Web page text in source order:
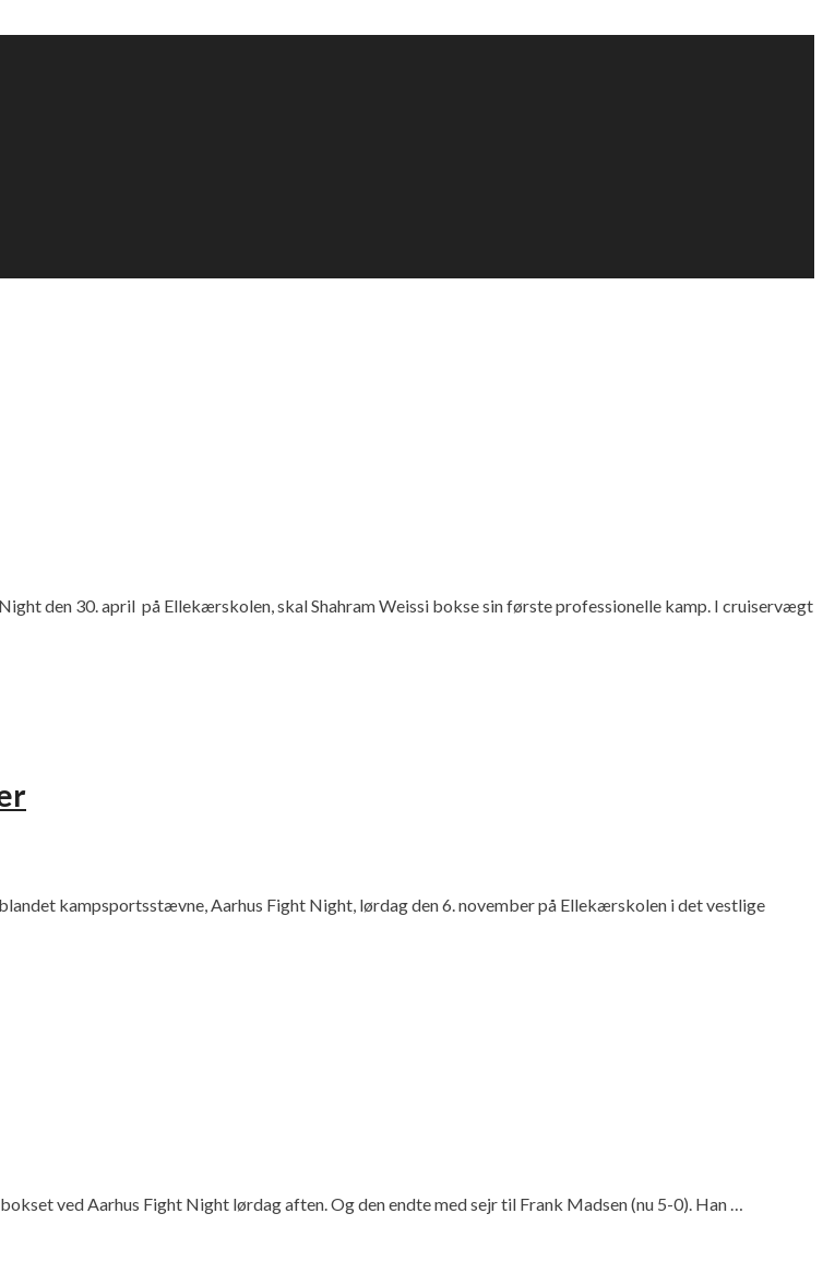
den 30. april på Ellekærskolen, skal Shahram Weissi bokse sin første professionelle kamp. I cruiservægt
kampsportsstævne, Aarhus Fight Night, lørdag den 6. november på Ellekærskolen i det vestlige
ved Aarhus Fight Night lørdag aften. Og den endte med sejr til Frank Madsen (nu 5-0). Han …